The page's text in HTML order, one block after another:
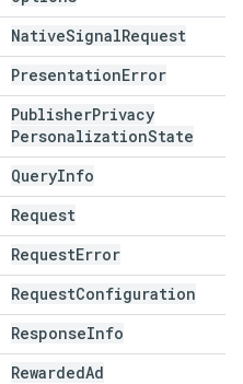
NativeSignalRequest
PresentationError
PublisherPrivacy
PersonalizationState
QueryInfo
Request
RequestError
RequestConfiguration
ResponseInfo
RewardedAd